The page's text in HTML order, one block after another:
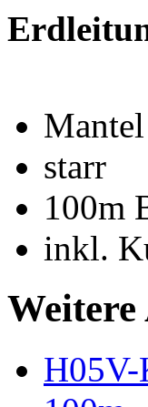
starr
100m
inkl.